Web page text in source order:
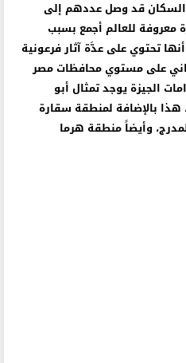
السكان قد وصل عددهم إلى
معروفة للعالم أجمع بسبب
تحتوي على عدَّة آثار فرعونية
على مستوي محافظات مصر
الجيزة يوجد تمثال أبو
بالإضافة لمنطقة سقارة
وأيضاً منطقة هرما